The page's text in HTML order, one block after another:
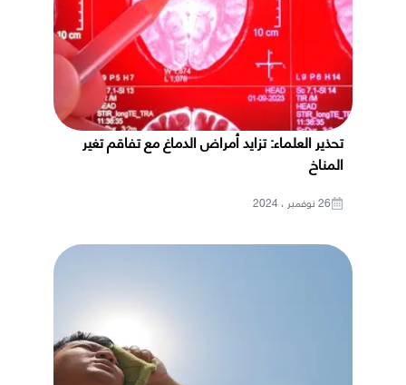
تحذير العلماء: تزايد أمراض الدماغ مع تفاقم تغير
المناخ
26 نوفمبر ، 2024